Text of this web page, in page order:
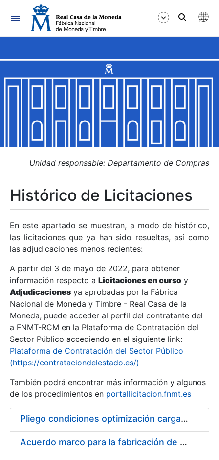
Navegación
Mostrar/Ocultar
Mostrar/Ocultar
Mostrar/Ocultar
Mostrar/Ocultar
Mostrar/Ocultar
Mostrar/Ocultar
Unidad responsable: Departamento de Compras
Histórico de Licitaciones
En este apartado se muestran, a modo de histórico,
las licitaciones que ya han sido resueltas, así como
las adjudicaciones menos recientes:
A partir del 3 de mayo de 2022, para obtener
información respecto a Licitaciones en curso y
Adjudicaciones ya aprobadas por la Fábrica
Nacional de Moneda y Timbre - Real Casa de la
Moneda, puede acceder al perfil del contratante del
a FNMT-RCM en la Plataforma de Contratación del
Sector Público accediendo en el siguiente link:
Plataforma de Contratación del Sector Público
(https://contrataciondelestado.es/)
También podrá encontrar más información y algunos
de los procedimientos en portallicitacion.fnmt.es
Pliego condiciones optimización cargas compras firmado
Acuerdo marco para la fabricación de piezas